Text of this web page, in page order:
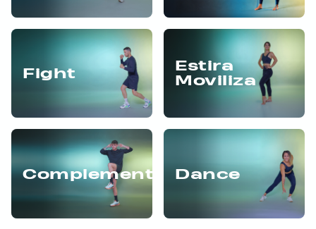
Fight
Estira
Moviliza
ComplementariosDance